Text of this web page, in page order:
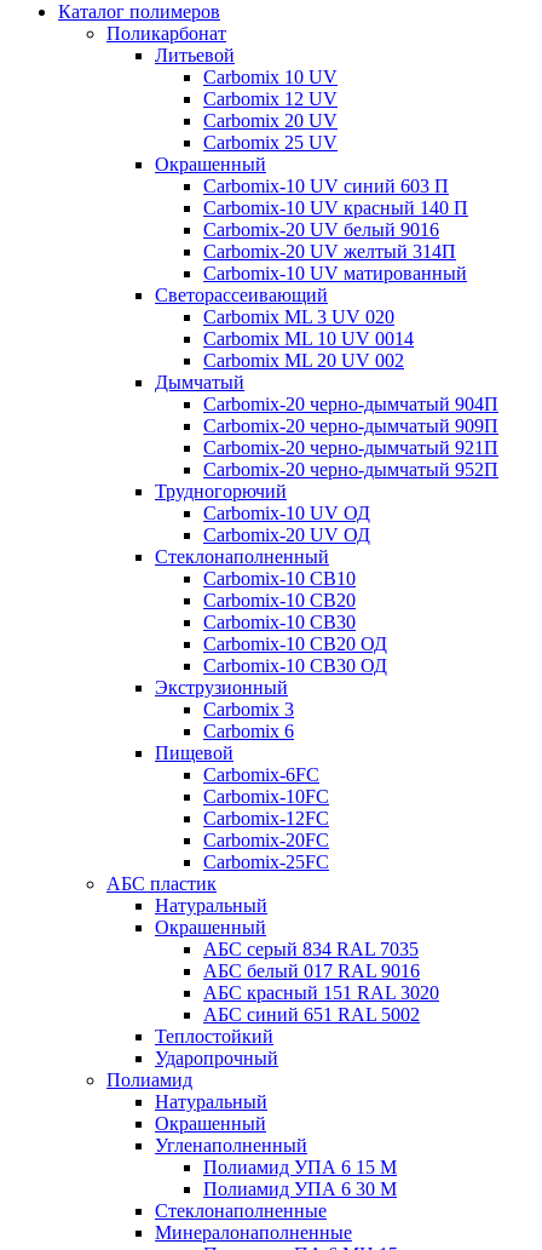
Каталог полимеров
Поликарбонат
Литьевой
Carbomix 10 UV
Carbomix 12 UV
Carbomix 20 UV
Carbomix 25 UV
Окрашенный
Carbomix-10 UV синий 603 П
Carbomix-10 UV красный 140 П
Carbomix-20 UV белый 9016
Carbomix-20 UV желтый 314П
Carbomix-10 UV матированный
Светорассеивающий
Carbomix ML 3 UV 020
Carbomix ML 10 UV 0014
Carbomix ML 20 UV 002
Дымчатый
Carbomix-20 черно-дымчатый 904П
Carbomix-20 черно-дымчатый 909П
Carbomix-20 черно-дымчатый 921П
Carbomix-20 черно-дымчатый 952П
Трудногорючий
Carbomix-10 UV ОД
Carbomix-20 UV ОД
Стеклонаполненный
Carbomix-10 СВ10
Carbomix-10 СВ20
Carbomix-10 СВ30
Carbomix-10 СВ20 ОД
Carbomix-10 СВ30 ОД
Экструзионный
Carbomix 3
Carbomix 6
Пищевой
Carbomix-6FC
Carbomix-10FC
Carbomix-12FC
Carbomix-20FC
Carbomix-25FC
АБС пластик
Натуральный
Окрашенный
АБС серый 834 RAL 7035
АБС белый 017 RAL 9016
АБС красный 151 RAL 3020
АБС синий 651 RAL 5002
Теплостойкий
Ударопрочный
Полиамид
Натуральный
Окрашенный
Угленаполненный
Полиамид УПА 6 15 М
Полиамид УПА 6 30 М
Стеклонаполненные
Минералонаполненные